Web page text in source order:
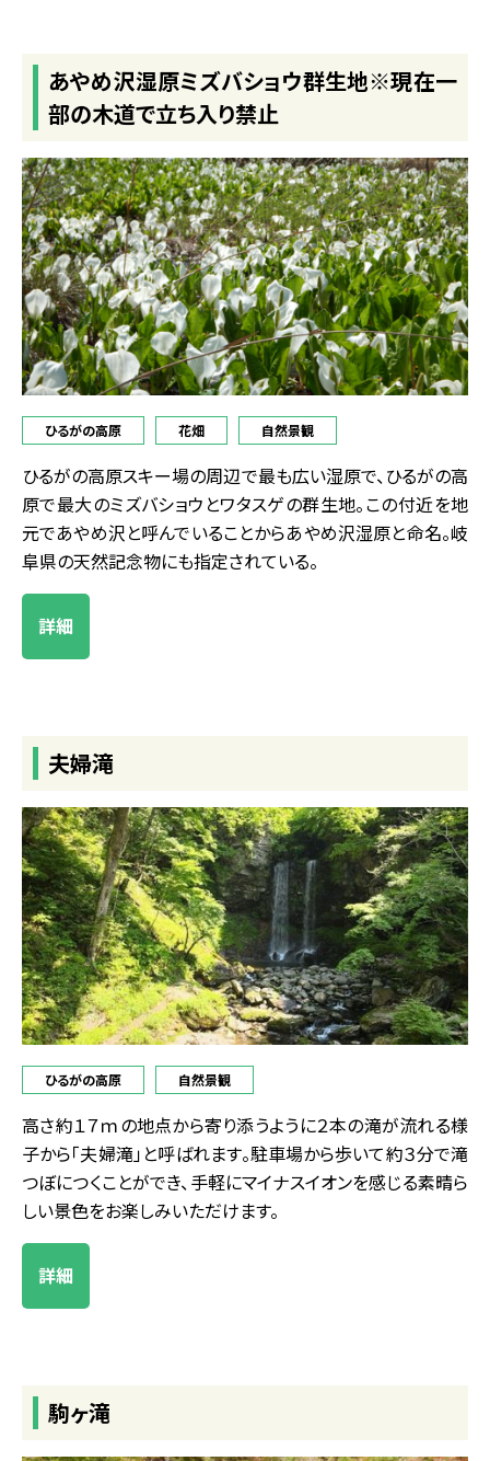
あやめ沢湿原ミズバショウ群生地※現在一
部の木道で立ち入り禁止
ひるがの高原 花畑 自然景観
ひるがの高原スキー場の周辺で最も広い湿原で、ひるがの高
原で最大のミズバショウとワタスゲの群生地。この付近を地
元であやめ沢と呼んでいることからあやめ沢湿原と命名。岐
阜県の天然記念物にも指定されている。
詳細
夫婦滝
ひるがの高原 自然景観
高さ約１７ｍの地点から寄り添うように２本の滝が流れる様
子から「夫婦滝」と呼ばれます。駐車場から歩いて約３分で滝
つぼにつくことができ、手軽にマイナスイオンを感じる素晴ら
しい景色をお楽しみいただけます。
詳細
駒ヶ滝